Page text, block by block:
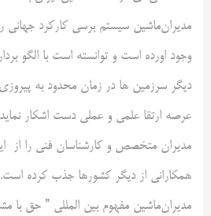
مدیران‌ماشین سیستم برسی کارکرد جهانی
وجود اورده است و توانسته است با الگو
دیگر سرزمین ها در زمان محدود به
عرصه ارتقا علمی و عملی دست اشکار
مدیران متخصص و کارشناسان فنی را از
همکارانی از دیگر کشورها جذب کرده
مدیران‌ماشین مفهوم بین المللی ” حق با